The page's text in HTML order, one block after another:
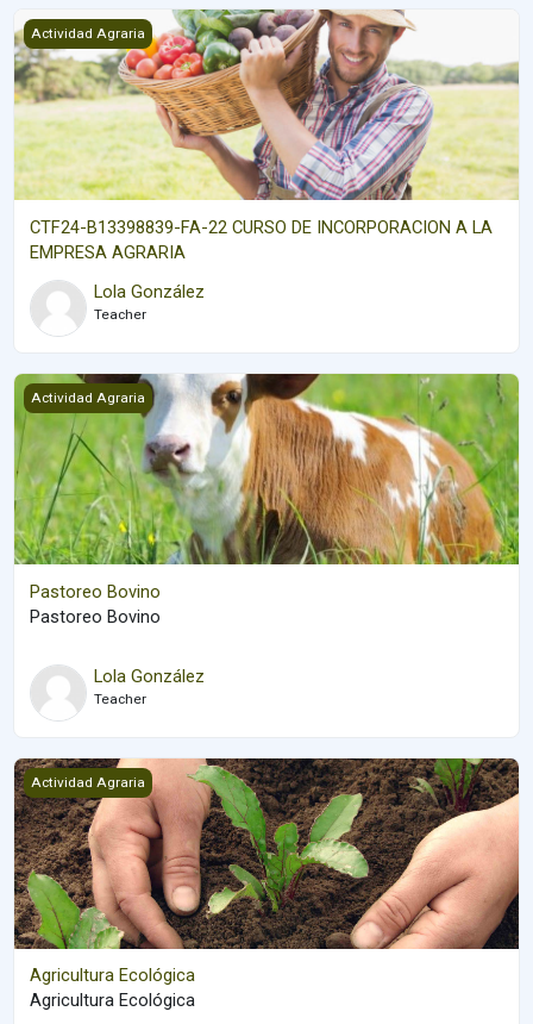
CTF24-B13398839-FA-22 CURSO DE INCORPORACION A LA
Actividad Agraria
CTF24-B13398839-FA-22 CURSO DE INCORPORACION A LA
EMPRESA AGRARIA
Lola González
Teacher
Pastoreo Bovino
Actividad Agraria
Pastoreo Bovino
Pastoreo Bovino
Lola González
Teacher
Agricultura Ecológica
Actividad Agraria
Agricultura Ecológica
Agricultura Ecológica